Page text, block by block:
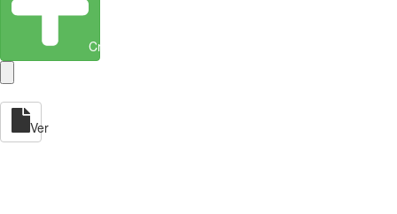
Crear entidad
Ver